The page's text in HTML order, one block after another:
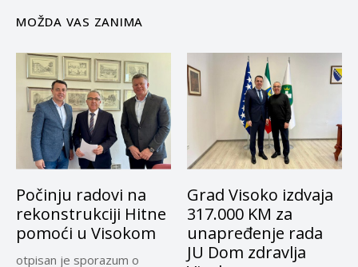
MOŽDA VAS ZANIMA
Počinju radovi na
rekonstrukciji Hitne
pomoći u Visokom
otpisan je sporazum o
Grad Visoko izdvaja
317.000 KM za
unapređenje rada
JU Dom zdravlja